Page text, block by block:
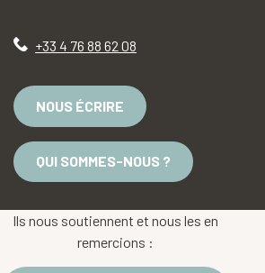
+33 4 76 88 62 08
NOUS ÉCRIRE
QUI SOMMES-NOUS ?
Ils nous soutiennent et nous les en
remercions :